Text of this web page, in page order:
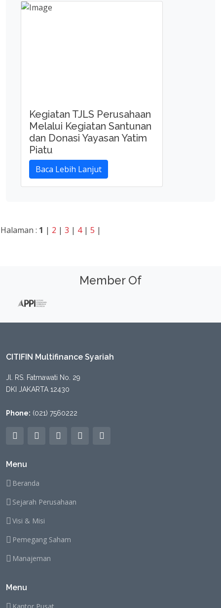
Kegiatan TJLS Perusahaan
Melalui Kegiatan Santunan
dan Donasi Yayasan Yatim
Piatu
Baca Lebih Lanjut
Halaman : 1 | 2 | 3 | 4| 5 |
Member Of
CITIFIN Multifinance Syariah
Jl. RS. Fatmawati No. 29
DKI JAKARTA 12430
Phone: (021) 7560222
Menu
Beranda
Sejarah Perusahaan
Visi & Misi
Pemegang Saham
Manajeman
Menu